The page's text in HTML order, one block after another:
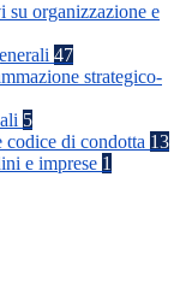
organizzazione e
47
strategico-
5
codice di condotta 13
e imprese 1